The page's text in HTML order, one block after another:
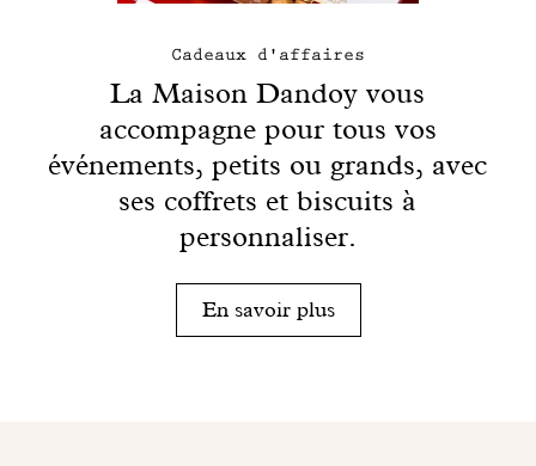
Cadeaux d'affaires
La Maison Dandoy vous
accompagne pour tous vos
événements, petits ou grands, avec
ses coffrets et biscuits à
personnaliser.
En savoir plus